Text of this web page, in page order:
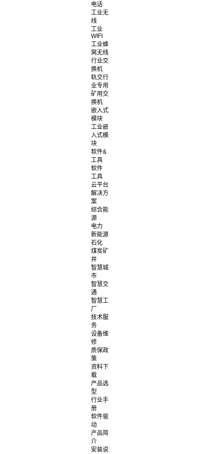
电话
工业无
线
工业
WIFI
工业蜂
窝无线
行业交
换机
轨交行
业专用
矿用交
换机
嵌入式
模块
工业嵌
入式模
块
软件&
工具
软件
工具
云平台
解决方
案
综合能
源
电力
新能源
石化
煤炭矿
井
智慧城
市
智慧交
通
智慧工
厂
技术服
务
设备维
修
质保政
策
资料下
载
产品选
型
行业手
册
软件驱
动
产品简
介
安装说